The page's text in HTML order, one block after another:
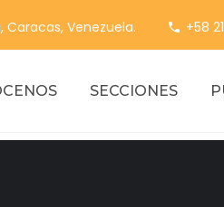
Caracas, Venezuela. +58
SECCIONES